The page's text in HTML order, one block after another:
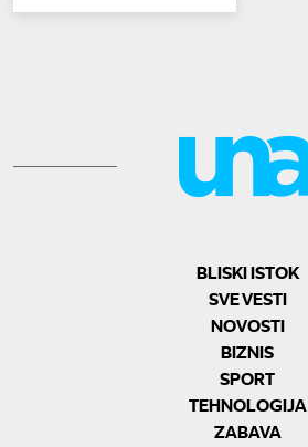
BLISKI ISTOK
SVE VESTI
NOVOSTI
BIZNIS
SPORT
TEHNOLOGIJA
ZABAVA